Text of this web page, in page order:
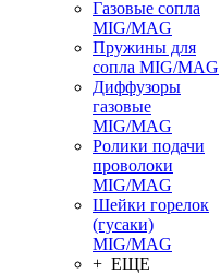
Газовые сопла
MIG/MAG
Пружины для
сопла MIG/MAG
Диффузоры
газовые
MIG/MAG
Ролики подачи
проволоки
MIG/MAG
Шейки горелок
(гусаки)
MIG/MAG
+ ЕЩЕ